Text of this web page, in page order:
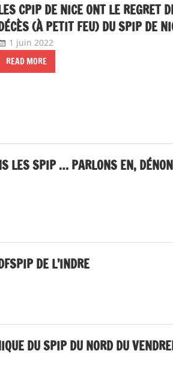
CPIP DE NICE ONT LE REGRET
(À PETIT FEU) DU SPIP DE
1 juin 2022
READ MORE
LES SPIP … PARLONS EN,
DE L’INDRE
DU SPIP DU NORD DU